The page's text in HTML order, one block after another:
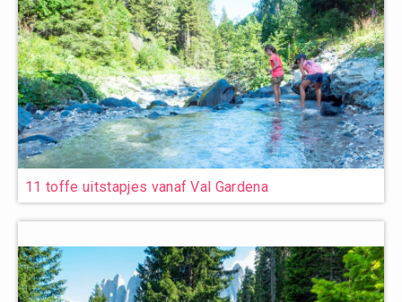
11 toffe uitstapjes vanaf Val Gardena